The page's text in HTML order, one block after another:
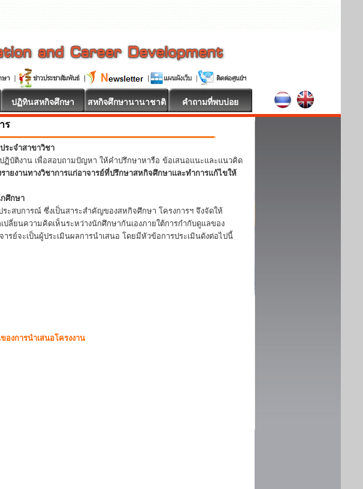
ปฏิทินสหกิจศึกษา สหกิจศึกษานานาชาติ คำถามที่พบบ่อย
ร
ระจำสาขาวิชา
บัติงาน เพื่อสอบถามปัญหา ให้คำปรึกษาหารือ ข้อเสนอแนะและแนวคิด
ายงานทางวิชาการแก่อาจารย์ที่ปรึกษาสหกิจศึกษาและทำการแก้ไขให้
ศึกษา
ะสบการณ์ ซึ่งเป็นสาระสำคัญของสหกิจศึกษา โครงการฯ จึงจัดให้
ลี่ยนความคิดเห็นระหว่างนักศึกษากันเองภายใต้การกำกับดูแลของ
รย์จะเป็นผู้ประเมินผลการนำเสนอ โดยมีหัวข้อการประเมินดังต่อไปนี้
งการนำเสนอโครงงาน